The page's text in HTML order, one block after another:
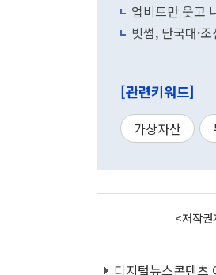
업비트만 웃고
빗썸, 단국대·
[관련키워드]
가상자산
<저작
디지털뉴스콘텐츠